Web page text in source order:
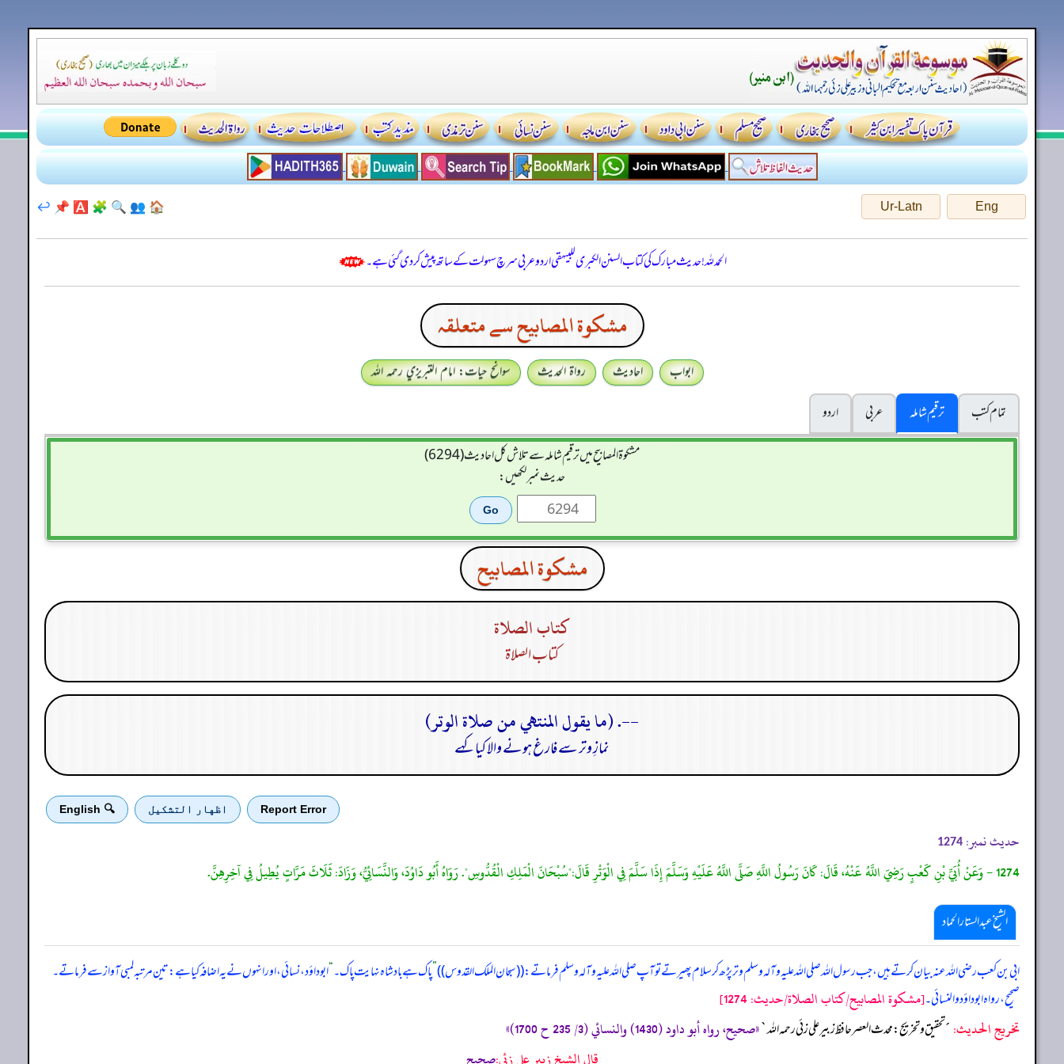
Eng
Ur-Latn
🏠
👥
🔍
🧩
🅰️
📌
↩️
الحمدللہ! حدیث مبارک کی کتاب السنن الكبرى للبيهقي اردو عربی سرچ سہولت کے ساتھ پیش کر دی گئی ہے۔
مشكوة المصابيح سے متعلقہ
ابواب احادیث رواۃ الحدیث
سوانح حیات: امام التبريزي رحمہ اللہ
تمام کتب
ترقیم شاملہ عربی
اردو
مشکوۃ المصابیح میں ترقیم شاملہ سے تلاش کل احادیث (6294)
حدیث نمبر لکھیں:
مشكوة المصابيح
كتاب الصلاة
كتاب الصلاة
--. (ما يقول المنتهي من صلاة الوتر)
نمازِ وتر سے فارغ ہونے والا کیا کہے
Report Error اظهار التشكيل 🔍 English
حدیث نمبر: 1274
1274 - وَعَنْ أُبَيِّ بْنِ كَعْبٍ رَضِيَ اللَّهُ عَنْهُ، قَالَ: كَانَ رَسُولُ اللَّهِ صَلَّى اللَّهُ عَلَيْهِ وَسَلَّمَ إِذَا سَلَّمَ فِي الْوَتْرِ قَالَ:"سُبْحَانَ الْمَلِكِ الْقُدُّوسِ". رَوَاهُ أَبُو دَاوُدَ، وَالنَّسَائِيُّ، وَزَادَ: ثَلَاثَ مَرَّاتٍ يُطِيلُ فِي آخِرِهِنَّ.
الشیخ عبدالستار الحماد
ابی بن کعب رضی اللہ عنہ بیان کرتے ہیں، جب رسول اللہ صلی ‌اللہ ‌علیہ ‌وآلہ ‌وسلم وتر پڑھ کر سلام پھیرتے تو آپ صلی ‌اللہ ‌علیہ ‌وآلہ ‌وسلم فرماتے: ((سبحان الملک القدوس))”پاک ہے بادشاہ نہایت پاک۔“ابوداؤد، نسائی، اور انہوں نے یہ اضافہ کیا ہے: تین مرتبہ لمبی آواز سے فرماتے۔
صحیح، رواہ ابوداؤد و النسائی۔[مشكوة المصابيح/كتاب الصلاة/حدیث: 1274]
تخریج الحدیث: ´تحقيق و تخريج: محدث العصر حافظ زبير على زئي رحمه الله`«صحيح، رواه أبو داود (1430) والنسائي (3/ 235 ح 1700)»